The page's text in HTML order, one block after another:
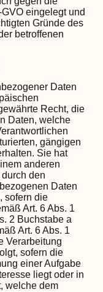
eingelegt und
Gründe des
betroffenen
Daten
Recht, die
Daten, welche
gängigen
Sie hat
anderen
den
Daten
sofern die
Art. 6 Abs. 1
2 Buchstabe a
Art. 6 Abs. 1
Verarbeitung
sofern die
einer Aufgabe
liegt oder in
welche dem